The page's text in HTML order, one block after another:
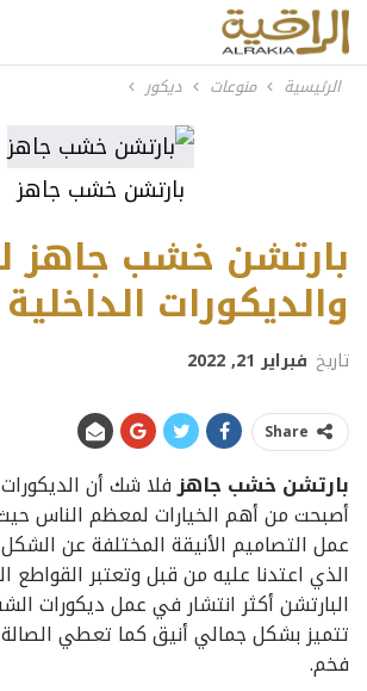
الرئيسية منوعات ديكور
بارتشن خشب جاهز
بارتشن خشب جاهز
والديكورات
تاريخ فبراير 21, 2022
Share
بارتشن خشب جاهزفلا شك أن
أصبحت من أهم الخيارات لمعظم الناس
عمل التصاميم الأنيقة المختلفة عن
الذي اعتدنا عليه من قبل وتعتبر القواطع
البارتشن أكثر انتشار في عمل ديكورات
تتميز بشكل جمالي أنيق كما تعطي
فخم.